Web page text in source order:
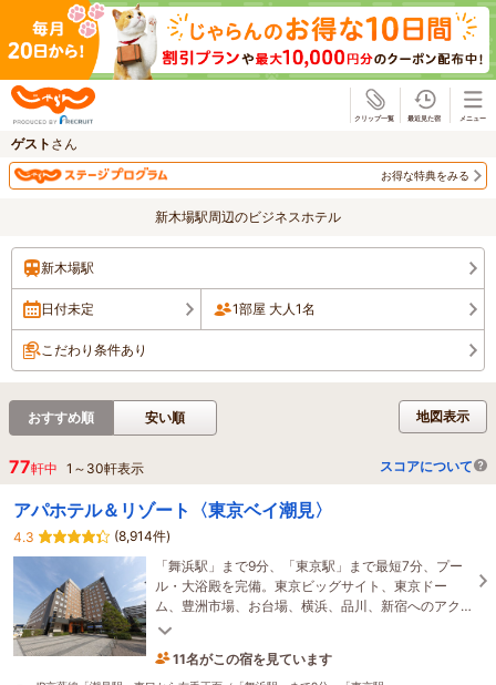
ゲスト さん
お得な特典をみる
新木場駅周辺のビジネスホテル
新木場駅
日付未定 1部屋 大人1名
こだわり条件あり
地図表示
おすすめ順 安い順
77軒中 1 ～ 30軒表示 スコアについて
アパホテル＆リゾート〈東京ベイ潮見〉
4.3
(8,914件)
「舞浜駅」まで9分、「東京駅」まで最短7分、プー
ル・大浴殿を完備。東京ビッグサイト、東京ドー
ム、豊洲市場、お台場、横浜、品川、新宿へのアク
セスも抜群。一人旅にも観光にも最適☆
19分前に予約されました